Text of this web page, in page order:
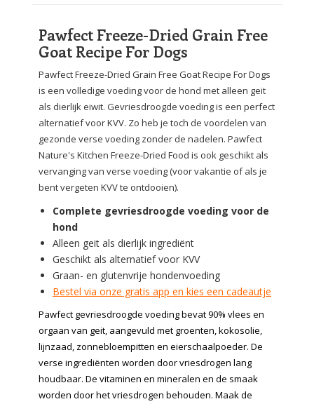
Pawfect Freeze-Dried Grain Free
Goat Recipe For Dogs
Pawfect Freeze-Dried Grain Free Goat Recipe For Dogs
is een volledige voeding voor de hond met alleen geit
als dierlijk eiwit. Gevriesdroogde voeding is een perfect
alternatief voor KVV. Zo heb je toch de voordelen van
gezonde verse voeding zonder de nadelen. Pawfect
Nature's Kitchen Freeze-Dried Food is ook geschikt als
vervanging van verse voeding (voor vakantie of als je
bent vergeten KVV te ontdooien).
Complete gevriesdroogde voeding voor de
hond
Alleen geit als dierlijk ingrediënt
Geschikt als alternatief voor KVV
Graan- en glutenvrije hondenvoeding
Bestel via onze gratis app en kies een cadeautje
Pawfect gevriesdroogde voeding bevat 90% vlees en
orgaan van geit, aangevuld met groenten, kokosolie,
lijnzaad, zonnebloempitten en eierschaalpoeder. De
verse ingrediënten worden door vriesdrogen lang
houdbaar. De vitaminen en mineralen en de smaak
worden door het vriesdrogen behouden. Maak de